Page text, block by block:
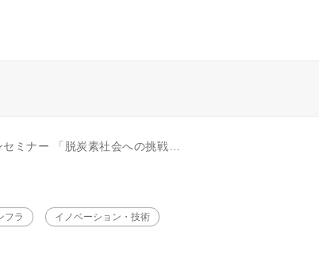
への挑戦」2023Summer ～サプライチェーン全体での企業の脱炭素経営～
フラ イノベーション・技術